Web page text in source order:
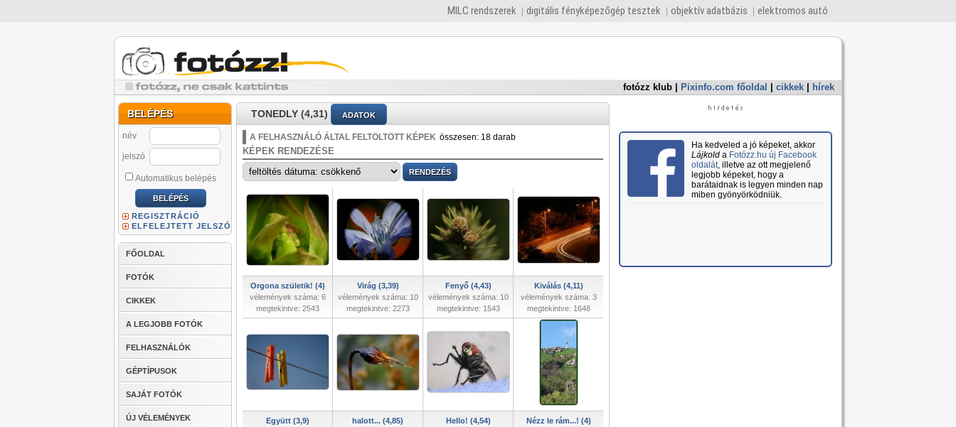
MILC rendszerek digitális fényképezőgép tesztek objektív adatbázis elektromos autó
fotózz klub Pixinfo.com főoldal cikkek hírek
BELÉPÉS
név
jelszó
Automatikus belépés
REGISZTRÁCIÓ
ELFELEJTETT JELSZÓ
FŐOLDAL
FOTÓK
CIKKEK
A LEGJOBB FOTÓK
FELHASZNÁLÓK
GÉPTÍPUSOK
SAJÁT FOTÓK
ÚJ VÉLEMÉNYEK
TONEDLY (4,31) ADATOK
A FELHASZNÁLÓ ÁLTAL FELTÖLTÖTT KÉPEK összesen: 18 darab
KÉPEK RENDEZÉSE
Orgona születik! (4)
vélemények száma: 6
megtekintve: 2543
Virág (3,39)
vélemények száma: 10
megtekintve: 2273
Fenyő (4,43)
vélemények száma: 10
megtekintve: 1543
Kiválás (4,11)
vélemények száma: 3
megtekintve: 1648
Együtt (3,9)
halott... (4,85)
Hello! (4,54)
Nézz le rám...! (4)
Ha kedveled a jó képeket, akkor
Lájkolda Fotózz.hu új Facebook
oldalát, illetve az ott megjelenő
legjobb képeket, hogy a
barátaidnak is legyen minden nap
miben gyönyörködniük.